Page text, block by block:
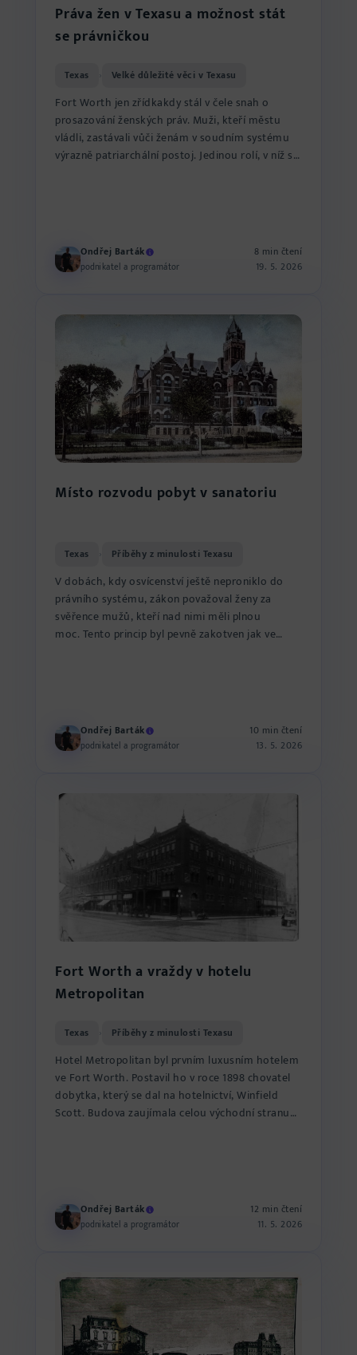
Práva žen v Texasu a možnost stát
se právničkou
Texas Velké důležité věci v Texasu
Fort Worth jen zřídkakdy stál v čele snah o
prosazování ženských práv. Muži, kteří městu
vládli, zastávali vůči ženám v soudním systému
výrazně patriarchální postoj. Jedinou rolí, v níž se
Ondřej Barták
podnikatel a programátor
8 min čtení
19. 5. 2026
Místo rozvodu pobyt v sanatoriu
Texas Příběhy z minulosti Texasu
V dobách, kdy osvícenství ještě neproniklo do
právního systému, zákon považoval ženy za
svěřence mužů, kteří nad nimi měli plnou
moc. Tento princip byl pevně zakotven jak ve
Ondřej Barták
podnikatel a programátor
10 min čtení
13. 5. 2026
Fort Worth a vraždy v hotelu
Metropolitan
Texas Příběhy z minulosti Texasu
Hotel Metropolitan byl prvním luxusním hotelem
ve Fort Worth. Postavil ho v roce 1898 chovatel
dobytka, který se dal na hotelnictví, Winfield
Scott. Budova zaujímala celou východní stranu
Ondřej Barták
podnikatel a programátor
12 min čtení
11. 5. 2026